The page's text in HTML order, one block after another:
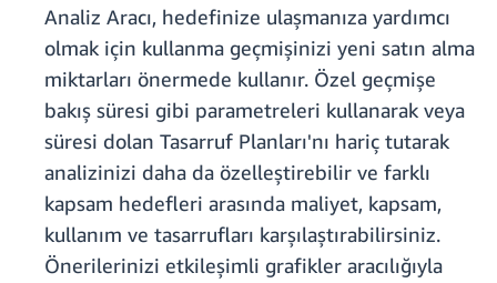
Analiz Aracı, hedefinize ulaşmanıza yardımcı
olmak için kullanma geçmişinizi yeni satın alma
miktarları önermede kullanır. Özel geçmişe
bakış süresi gibi parametreleri kullanarak veya
süresi dolan Tasarruf Planları'nı hariç tutarak
analizinizi daha da özelleştirebilir ve farklı
kapsam hedefleri arasında maliyet, kapsam,
kullanım ve tasarrufları karşılaştırabilirsiniz.
Önerilerinizi etkileşimli grafikler aracılığıyla